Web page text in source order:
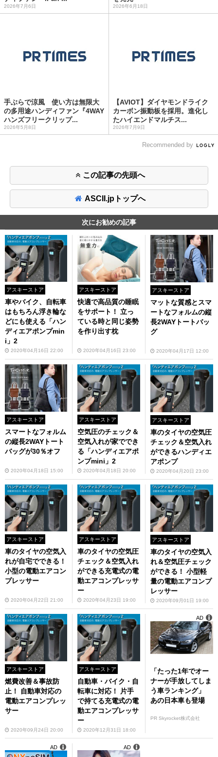
2026年7月6日 2026年6月18日
手ぶらで涼風 使い方は無限大
の多用途ハンディファン『4WAY
ハンズフリークリップ...
2026年5月8日
【AVIOT】ダイヤモンドライク
カーボン振動板を採用。進化し
たハイエンドマルチス...
2026年7月9日
Recommended by
この記事の先頭へ
ASCII.jpトップへ
次にお勧めの記事
アスキーストア
車やバイク、自転車
はもちろん浮き輪な
どにも使える「ハン
ディエアポンプmin
i」2
2020年04月16日 22:00
アスキーストア
快適で高品質の睡眠
をサポート！ 立っ
ている時と同じ姿勢
を作り出す枕
2020年04月16日 23:00
アスキーストア
マットな質感とスマ
ートなフォルムの縦
長2WAYトートバッ
グ
2020年04月17日 12:00
アスキーストア
スマートなフォルム
の縦長2WAYトート
バッグが30％オフ
2020年04月18日 15:00
アスキーストア
空気圧のチェック＆
空気入れが家ででき
る「ハンディエアポ
ンプmini」2
2020年04月18日 20:00
アスキーストア
車のタイヤの空気圧
チェック＆空気入れ
ができるハンディエ
アポンプ
2020年04月20日 23:00
アスキーストア
車のタイヤの空気入
れが自宅でできる！
小型の電動エアコン
プレッサー
2020年04月22日 21:00
アスキーストア
車のタイヤの空気圧
チェック＆空気入れ
ができる充電式の電
動エアコンプレッサ
ー
2020年04月23日 19:00
アスキーストア
車のタイヤの空気入
れ＆空気圧チェック
ができる！ 小型軽
量の電動エアコンプ
レッサー
2020年09月01日 19:00
アスキーストア
燃費改善＆事故防
止！ 自動車対応の
電動エアコンプレッ
サー
2020年09月24日 20:00
アスキーストア
自動車・バイク・自
転車に対応！ 片手
で持てる充電式の電
動エアコンプレッサ
ー
2020年12月31日 18:00
「たった1年でオー
ナーが手放してしま
う車ランキング」
あの日本車も登場
PR Skyrocket株式会社
AD
AD AD